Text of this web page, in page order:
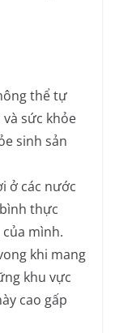
thể tự
sức khỏe
sinh sản
ở các nước
thực
mình.
khi mang
khu vực
cao gấp